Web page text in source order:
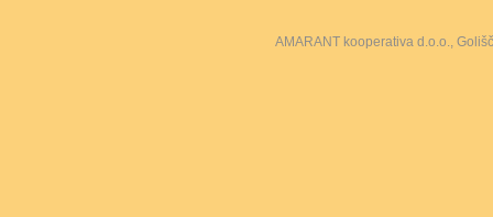
AMARANT kooperativa d.o.o.,